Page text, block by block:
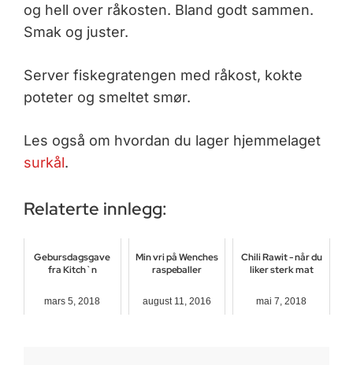
og hell over råkosten. Bland godt sammen.
Smak og juster.
Server fiskegratengen med råkost, kokte
poteter og smeltet smør.
Les også om hvordan du lager hjemmelaget
surkål.
Relaterte innlegg:
Gebursdagsgave
fra Kitch`n
mars 5, 2018
Min vri på Wenches
raspeballer
august 11, 2016
Chili Rawit - når du
liker sterk mat
mai 7, 2018